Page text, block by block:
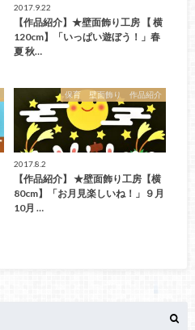
2017.9.22
【作品紹介】★壁面飾り工房 【 横
120cm】「いっぱい遊ぼう！」春
夏 秋…
保育 壁面飾り 作品紹介
2017.8.2
【作品紹介】 ★壁面飾り工房【横
80cm】「お月見楽しいね！」９月
10月 …